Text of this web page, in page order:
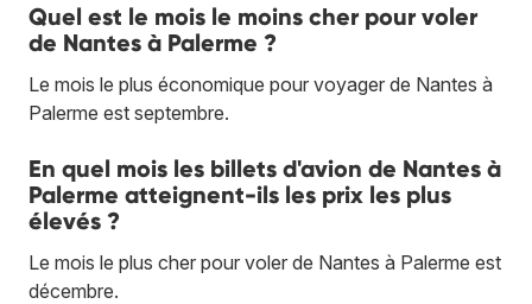
Quel est le mois le moins cher pour voler
de Nantes à Palerme ?
Le mois le plus économique pour voyager de Nantes à
Palerme est septembre.
En quel mois les billets d'avion de Nantes à
Palerme atteignent-ils les prix les plus
élevés ?
Le mois le plus cher pour voler de Nantes à Palerme est
décembre.